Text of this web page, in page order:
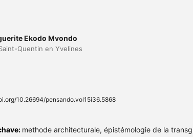
Ekodo Mvondo
Quentin en Yvelines
10.26694/pensando.vol15i36.5868
methode architecturale, épistémologie de la